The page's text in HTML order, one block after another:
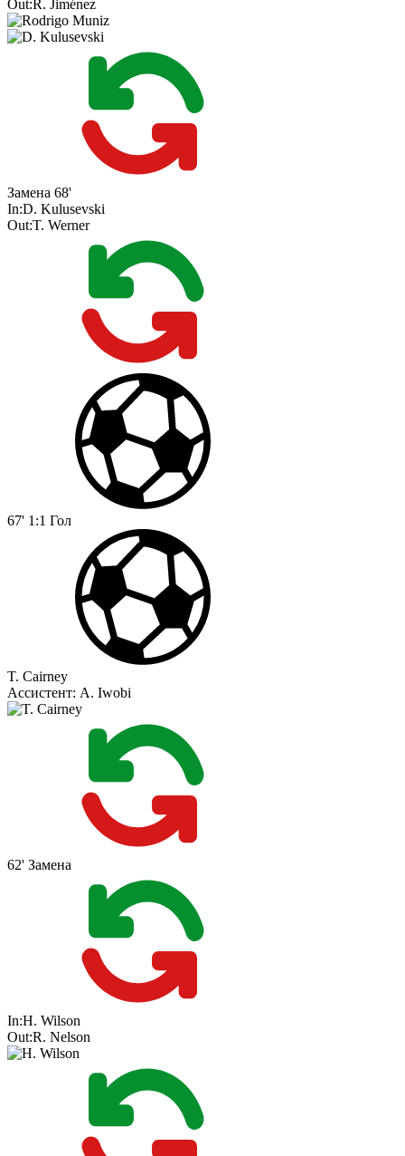
Out:R. Jiménez
Замена 68'
In:D. Kulusevski
Out:T. Werner
67' 1:1 Гол
T. Cairney
Ассистент: A. Iwobi
62' Замена
In:H. Wilson
Out:R. Nelson